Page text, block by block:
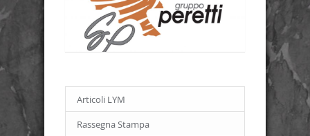
Articoli LYM
Rassegna Stampa